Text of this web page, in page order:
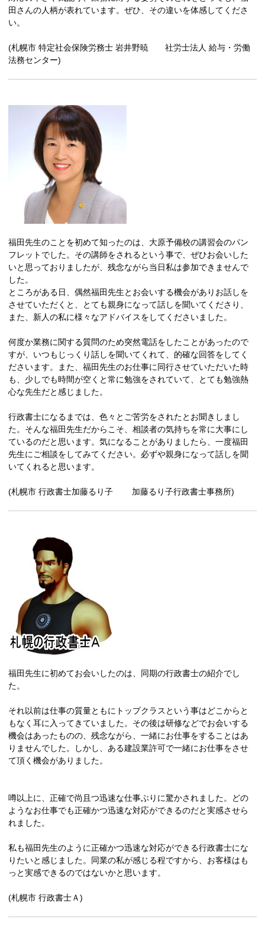
田さんの人柄が表れています。ぜひ、その違いを体感してくださ
い。
(札幌市 特定社会保険労務士 岩井野暁 社労士法人 給与・労働
法務センター)
福田先生のことを初めて知ったのは、大原予備校の講習会のパン
フレットでした。その講師をされるという事で、ぜひお会いした
いと思っておりましたが、残念ながら当日私は参加できませんで
した。
ところがある日、偶然福田先生とお会いする機会がありお話しを
させていただくと、とても親身になって話しを聞いてくださり、
また、新人の私に様々なアドバイスをしてくださいました。
何度か業務に関する質問のため突然電話をしたことがあったので
すが、いつもじっくり話しを聞いてくれて、的確な回答をしてく
ださいます。また、福田先生のお仕事に同行させていただいた時
も、少しでも時間が空くと常に勉強をされていて、とても勉強熱
心な先生だと感じました。
行政書士になるまでは、色々とご苦労をされたとお聞きしまし
た。そんな福田先生だからこそ、相談者の気持ちを常に大事にし
ているのだと思います。気になることがありましたら、一度福田
先生にご相談をしてみてください。必ずや親身になって話しを聞
いてくれると思います。
(札幌市 行政書士加藤るり子 加藤るり子行政書士事務所)
福田先生に初めてお会いしたのは、同期の行政書士の紹介でし
た。
それ以前は仕事の質量ともにトップクラスという事はどこからと
もなく耳に入ってきていました。その後は研修などでお会いする
機会はあったものの、残念ながら、一緒にお仕事をすることはあ
りませんでした。しかし、ある建設業許可で一緒にお仕事をさせ
て頂く機会がありました。
噂以上に、正確で尚且つ迅速な仕事ぶりに驚かされました。どの
ようなお仕事でも正確かつ迅速な対応ができるのだと実感させら
れました。
私も福田先生のように正確かつ迅速な対応ができる行政書士にな
りたいと感じました。同業の私が感じる程ですから、お客様はも
っと実感できるのではないかと思います。
(札幌市 行政書士Ａ)